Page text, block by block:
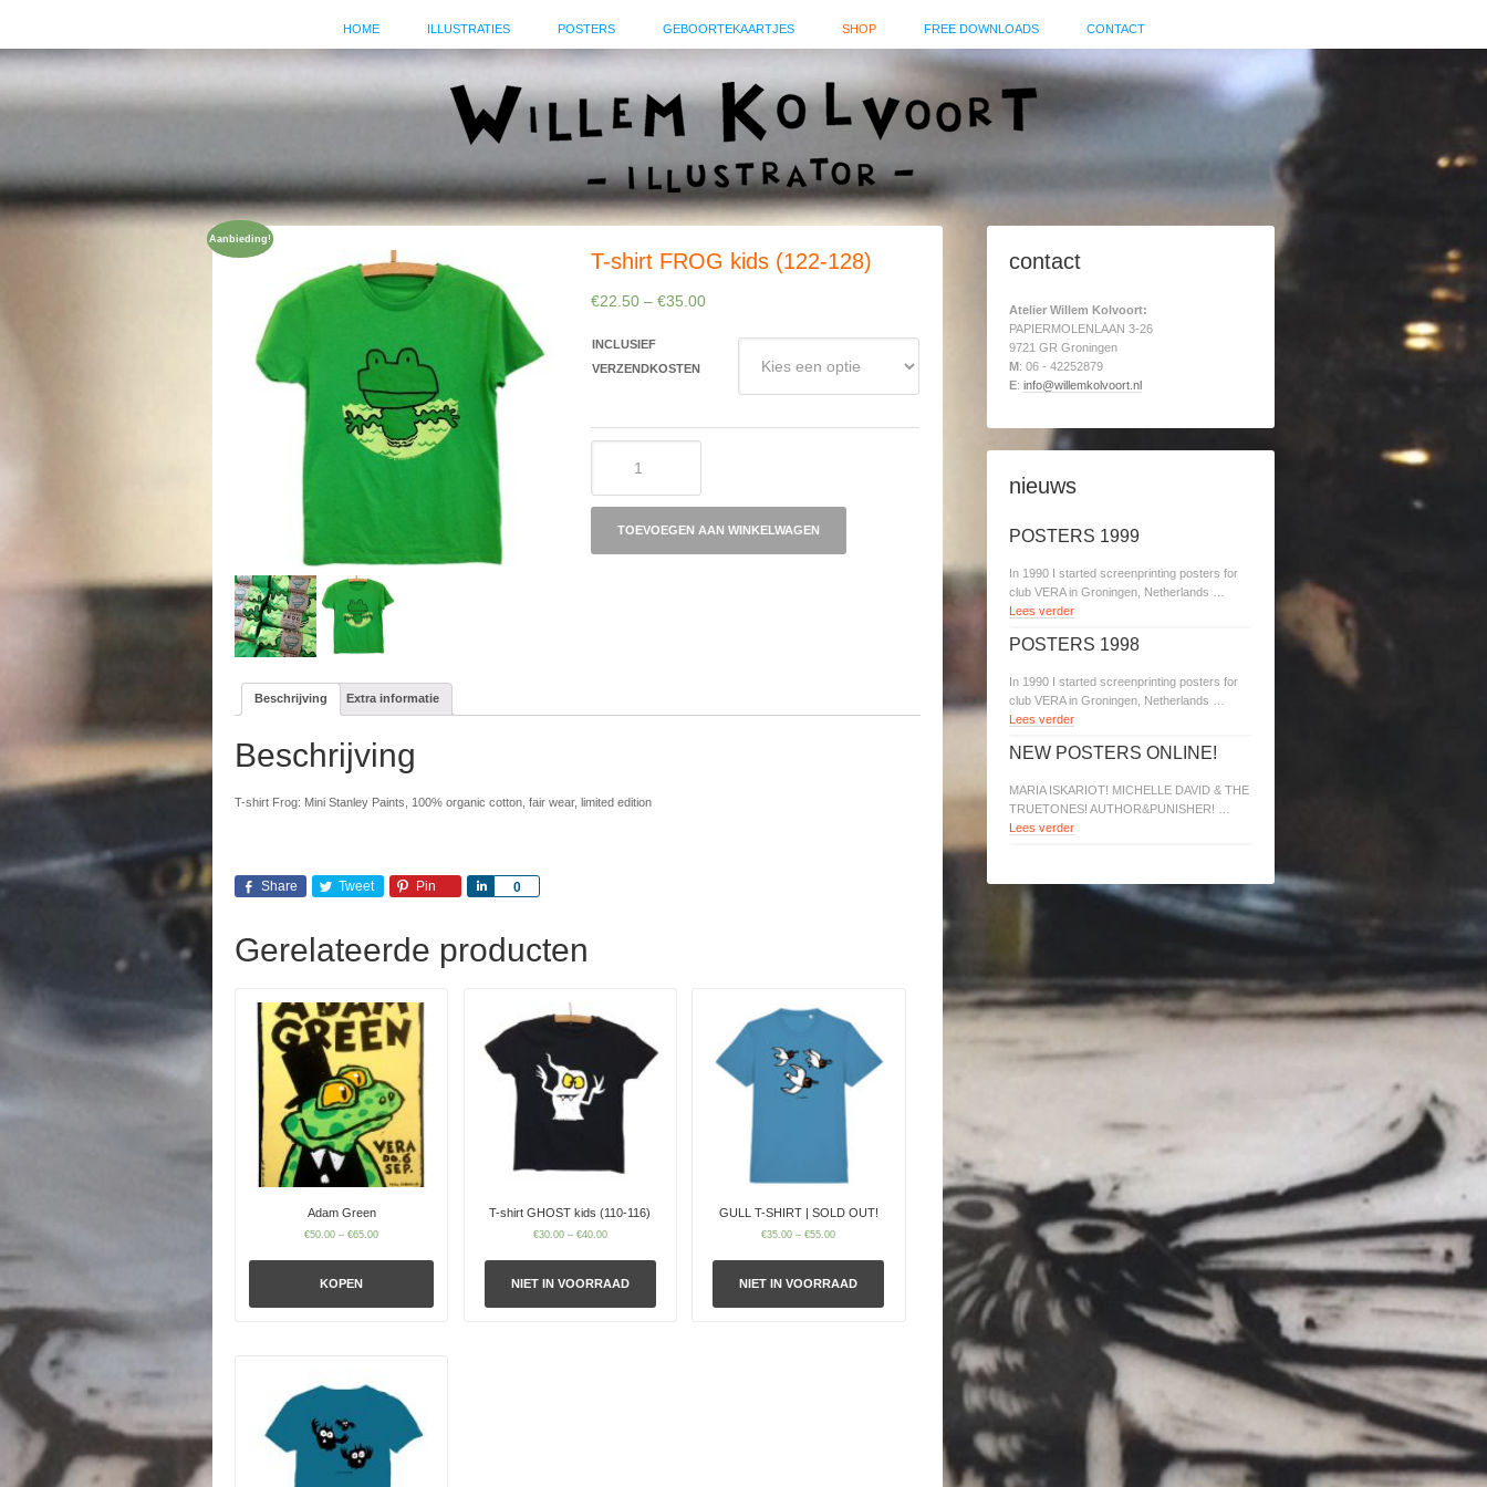
HOME ILLUSTRATIES POSTERS GEBOORTEKAARTJES SHOP FREE DOWNLOADS CONTACT
Aanbieding!
T-shirt FROG kids (122-128)
€22.50 –€35.00
INCLUSIEF
VERZENDKOSTEN
kids
(122-TOEVOEGEN AAN WINKELWAGEN
Beschrijving Extra informatie
Beschrijving
T-shirt Frog: Mini Stanley Paints, 100% organic cotton, fair wear, limited edition
Share Tweet Pin 0
Share
Gerelateerde producten
Adam Green
€50.00 –€65.00
KOPEN
T-shirt GHOST kids (110-116)
€30.00– €40.00
NIET IN VOORRAAD
GULL T-SHIRT | SOLD OUT!
€35.00 –€55.00
NIET IN VOORRAAD
contact
Atelier Willem Kolvoort:
PAPIERMOLENLAAN 3-26
9721 GR Groningen
M: 06 - 42252879
E: info@willemkolvoort.nl
nieuws
POSTERS 1999
In 1990 I started screenprinting posters for
club VERA in Groningen, Netherlands …
Lees verder
POSTERS 1998
In 1990 I started screenprinting posters for
club VERA in Groningen, Netherlands …
Lees verder
NEW POSTERS ONLINE!
MARIA ISKARIOT! MICHELLE DAVID & THE
TRUETONES! AUTHOR&PUNISHER! …
Lees verder